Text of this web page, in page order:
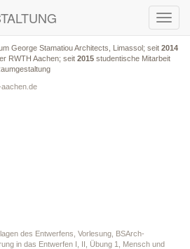
George Stamatiou Architects, Limassol; seit 2014
RWTH Aachen; seit 2015 studentische Mitarbeit
des Entwerfens, Vorlesung, BSArch-
in das Entwerfen I, II, Übung 1, Mensch und